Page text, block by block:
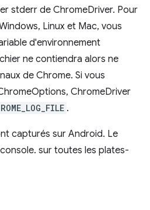
stderr de ChromeDriver. Pour
Linux et Mac, vous
d'environnement
ne contiendra alors ne
de Chrome. Si vous
ChromeDriver
.
capturés sur Android. Le
sur toutes les plates-